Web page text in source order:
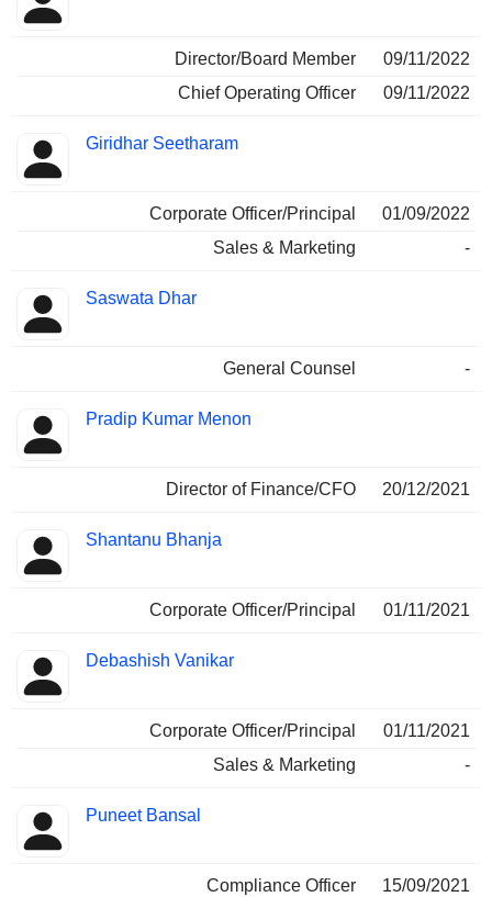
Director/Board Member
09/11/2022
Chief Operating Officer
09/11/2022
Giridhar Seetharam
Corporate Officer/Principal
01/09/2022
Sales & Marketing
-
Saswata Dhar
General Counsel -
Pradip Kumar Menon
Director of Finance/CFO 20/12/2021
Shantanu Bhanja
Corporate Officer/Principal 01/11/2021
Debashish Vanikar
Corporate Officer/Principal
01/11/2021
Sales & Marketing
-
Puneet Bansal
Compliance Officer
15/09/2021